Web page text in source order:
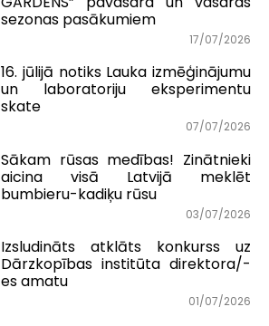
sezonas pasākumiem
17/07/2026
16. jūlijā notiks Lauka izmēģinājumu
un laboratoriju eksperimentu
skate
07/07/2026
Sākam rūsas medības! Zinātnieki
aicina visā Latvijā meklēt
bumbieru-kadiķu rūsu
03/07/2026
Izsludināts atklāts konkurss uz
Dārzkopības institūta direktora/-
es amatu
01/07/2026